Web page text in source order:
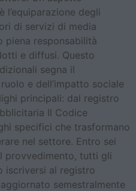
degli
di servizi di media
piena responsabilità
e diffusi. Questo
segna il
e dell’impatto sociale
principali: dal registro
Il Codice
specifici che trasformano
nel settore. Entro sei
provvedimento, tutti gli
iscriversi al registro
semestralmente